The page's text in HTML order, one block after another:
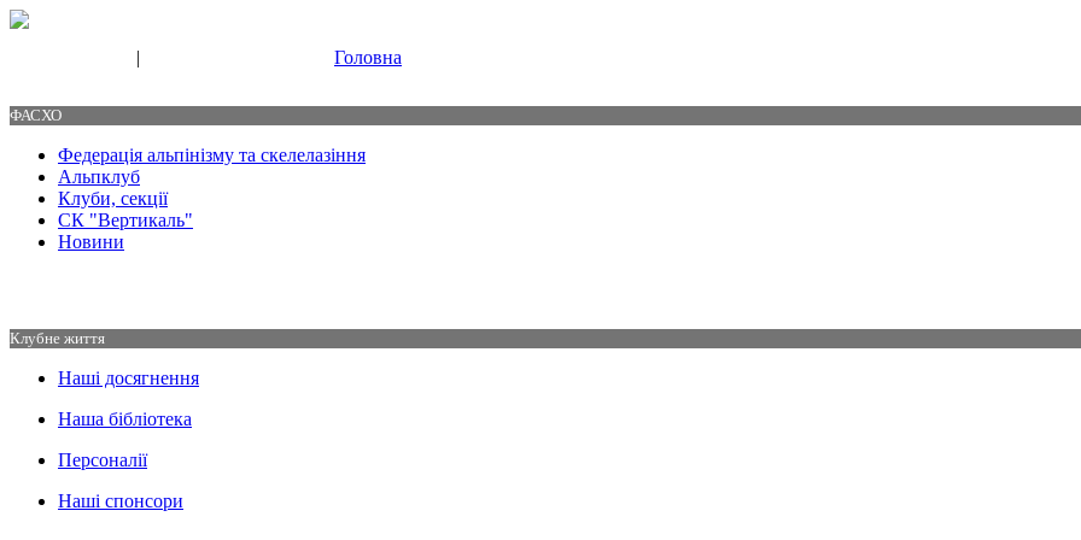
| Головна
ФАСХО
Федерація альпінізму та скелелазіння
Альпклуб
Клуби, секції
СК "Вертикаль"
Новини
Клубне життя
Наші досягнення
Наша бібліотека
Персоналії
Наші спонсори